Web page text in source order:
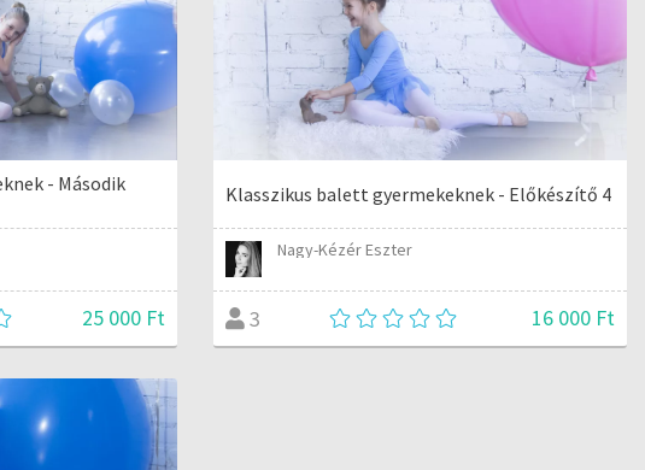
- Második
25 000 Ft
Klasszikus balett gyermekeknek - Előkészítő 4
Nagy-Kézér Eszter
3 16 000 Ft